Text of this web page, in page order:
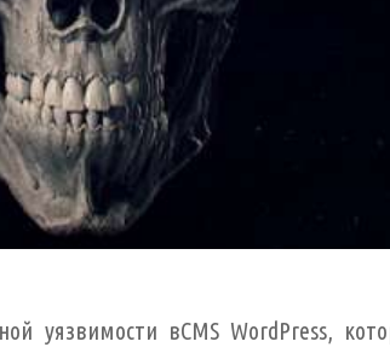
уязвимости вCMS WordPress,